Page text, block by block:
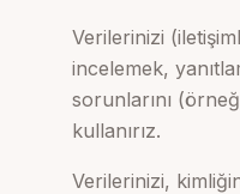
Verilerinizi
incelemek,
sorunlarını
kullanırız.
Verilerinizi,